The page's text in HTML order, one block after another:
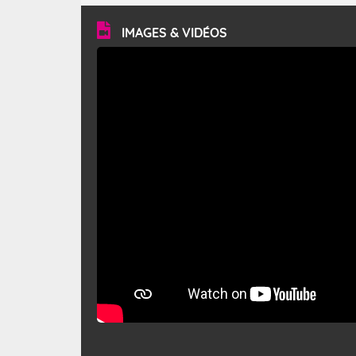
vitesse moyenne de 50 km/h et atteindre 80 à 100 km/h
en rafales, parfois davantage. Il parcourt la basse vallée
du Rhône et la Provence et envahit le littoral
méditerranéen à partir de la Camargue.
IMAGES & VIDÉOS